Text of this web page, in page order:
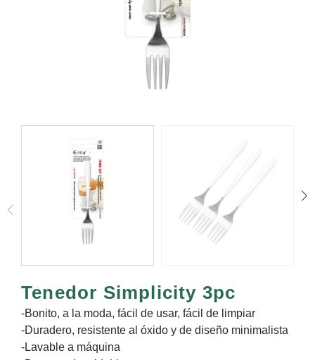
Tenedor Simplicity 3pc
-Bonito, a la moda, fácil de usar, fácil de limpiar
-Duradero, resistente al óxido y de diseño minimalista
-Lavable a máquina